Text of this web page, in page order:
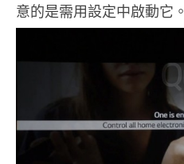
意的是需用設定中啟動它。